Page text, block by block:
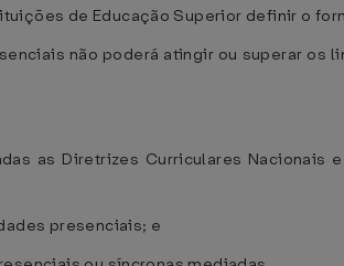
de Educação Superior definir o
não poderá atingir ou superar
as Diretrizes Curriculares Nacionais
presenciais; e